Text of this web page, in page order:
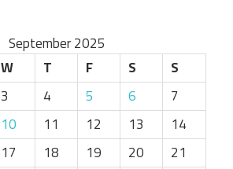
September 2025
W T F S
S
3 4 5 6
7
10 11 12 13
14
17 18 19 20
21